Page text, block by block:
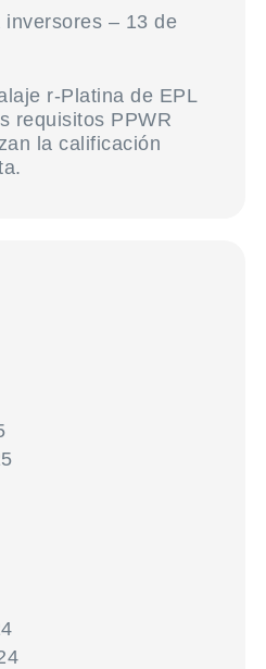
– 13 de
r-Platina de EPL
requisitos PPWR
la calificación